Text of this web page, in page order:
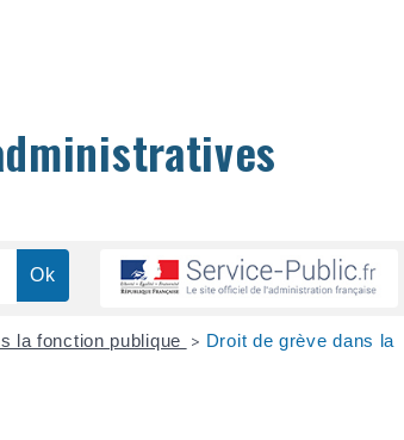
la fonction publique > Droit de grève dans la